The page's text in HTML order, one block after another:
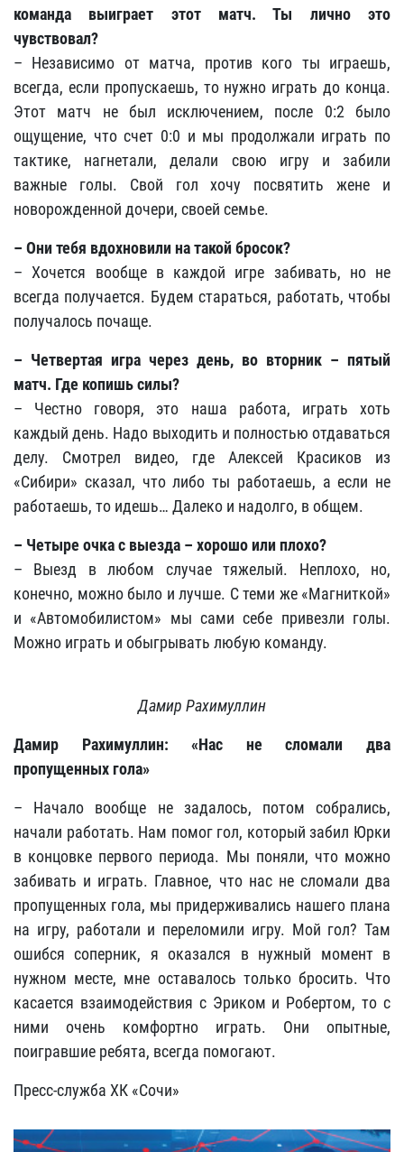
команда выиграет этот матч. Ты лично это
чувствовал?
– Независимо от матча, против кого ты играешь,
всегда, если пропускаешь, то нужно играть до конца.
Этот матч не был исключением, после 0:2 было
ощущение, что счет 0:0 и мы продолжали играть по
тактике, нагнетали, делали свою игру и забили
важные голы. Свой гол хочу посвятить жене и
новорожденной дочери, своей семье.
– Они тебя вдохновили на такой бросок?
– Хочется вообще в каждой игре забивать, но не
всегда получается. Будем стараться, работать, чтобы
получалось почаще.
– Четвертая игра через день, во вторник – пятый
матч. Где копишь силы?
– Честно говоря, это наша работа, играть хоть
каждый день. Надо выходить и полностью отдаваться
делу. Смотрел видео, где Алексей Красиков из
«Сибири» сказал, что либо ты работаешь, а если не
работаешь, то идешь… Далеко и надолго, в общем.
– Четыре очка с выезда – хорошо или плохо?
– Выезд в любом случае тяжелый. Неплохо, но,
конечно, можно было и лучше. С теми же «Магниткой»
и «Автомобилистом» мы сами себе привезли голы.
Можно играть и обыгрывать любую команду.
Дамир Рахимуллин
Дамир Рахимуллин: «Нас не сломали два
пропущенных гола»
– Начало вообще не задалось, потом собрались,
начали работать. Нам помог гол, который забил Юрки
в концовке первого периода. Мы поняли, что можно
забивать и играть. Главное, что нас не сломали два
пропущенных гола, мы придерживались нашего плана
на игру, работали и переломили игру. Мой гол? Там
ошибся соперник, я оказался в нужный момент в
нужном месте, мне оставалось только бросить. Что
касается взаимодействия с Эриком и Робертом, то с
ними очень комфортно играть. Они опытные,
поигравшие ребята, всегда помогают.
Пресс-служба ХК «Сочи»